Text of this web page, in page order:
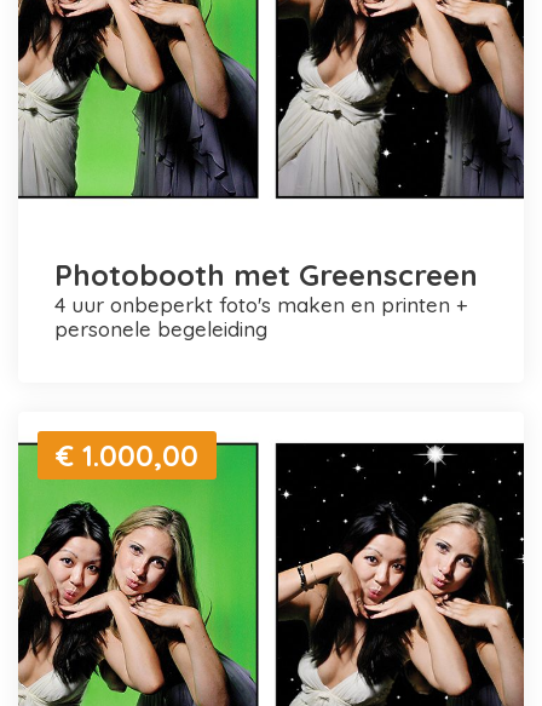
Photobooth met Greenscreen
4 uur onbeperkt foto's maken en printen +
personele begeleiding
€ 1.000,00